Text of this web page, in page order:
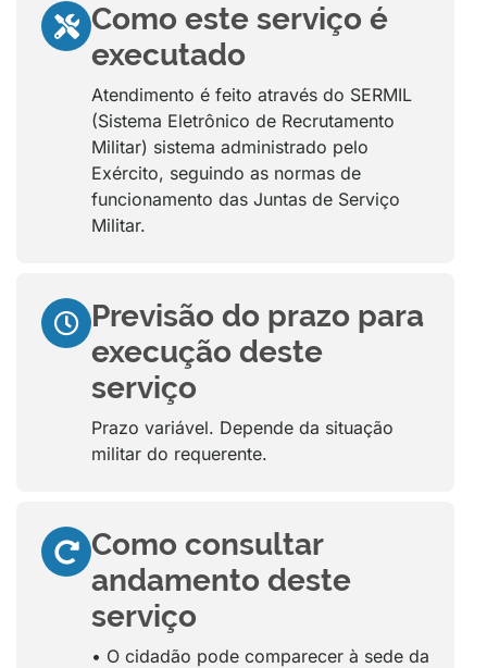
Como este serviço é
executado
Atendimento é feito através do SERMIL
(Sistema Eletrônico de Recrutamento
Militar) sistema administrado pelo
Exército, seguindo as normas de
funcionamento das Juntas de Serviço
Militar.
Previsão do prazo para
execução deste
serviço
Prazo variável. Depende da situação
militar do requerente.
Como consultar
andamento deste
serviço
• O cidadão pode comparecer à sede da